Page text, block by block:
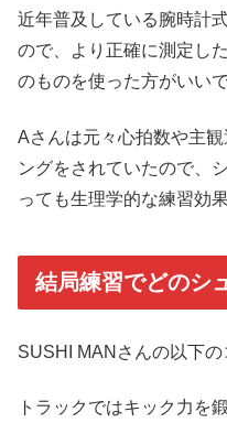
近年普及している腕時計
ので、より正確に測定し
のものを使った方がいい
Aさんは元々心拍数や主
ングをされていたので、
っても生理学的な練習効
結局練習でどのシ
SUSHI MANさんの以下の
トラックではキック力を